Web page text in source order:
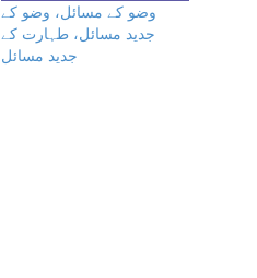
وضو کے مسائل، وضو کے
جدید مسائل، طہارت کے
جدید مسائل